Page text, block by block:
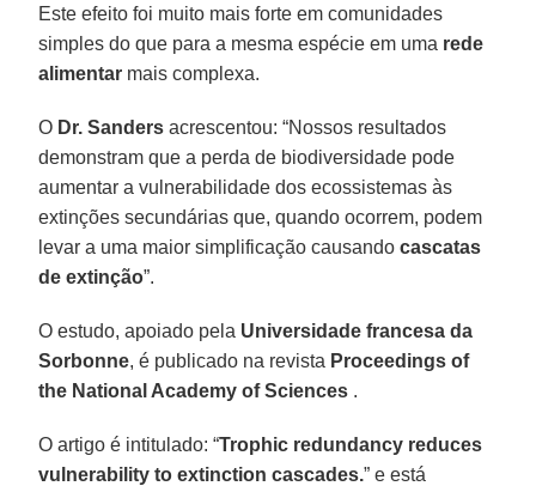
Este efeito foi muito mais forte em comunidades
simples do que para a mesma espécie em uma rede
alimentar mais complexa.
O Dr. Sanders acrescentou: “Nossos resultados
demonstram que a perda de biodiversidade pode
aumentar a vulnerabilidade dos ecossistemas às
extinções secundárias que, quando ocorrem, podem
levar a uma maior simplificação causandocascatas
de extinção”.
O estudo, apoiado pela Universidade francesa da
Sorbonne, é publicado na revista Proceedings of
the National Academy of Sciences .
O artigo é intitulado: “Trophic redundancy reduces
vulnerability to extinction cascades.” e está